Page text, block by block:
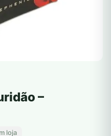
–
loja